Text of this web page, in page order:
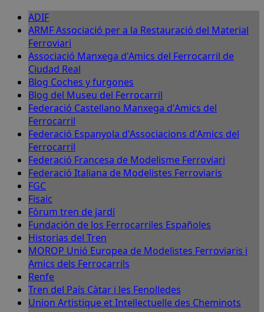
ADIF
ARMF Associació per a la Restauració del Material
Ferroviari
Associació Manxega d'Amics del Ferrocarril de
Ciudad Real
Blog Coches y furgones
Blog del Museu del Ferrocarril
Federació Castellano Manxega d'Amics del
Ferrocarril
Federació Espanyola d'Associacions d'Amics del
Ferrocarril
Federació Francesa de Modelisme Ferroviari
Federació Italiana de Modelistes Ferroviaris
FGC
Fisaic
Fòrum tren de jardí
Fundación de los Ferrocarriles Españoles
Historias del Tren
MOROP Unió Europea de Modelistes Ferroviaris i
Amics dels Ferrocarrils
Renfe
Tren del País Càtar i les Fenolledes
Union Artistique et Intellectuelle des Cheminots